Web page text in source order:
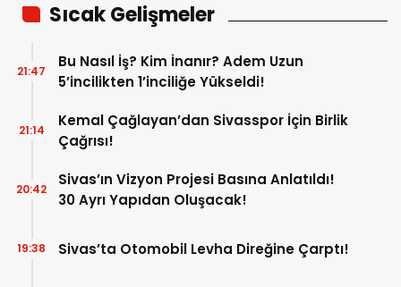
Sıcak Gelişmeler
Bu Nasıl İş? Kim İnanır? Adem Uzun
5’incilikten 1’inciliğe Yükseldi!
21:47
Kemal Çağlayan’dan Sivasspor İçin Birlik
Çağrısı!
21:14
Sivas’ın Vizyon Projesi Basına Anlatıldı!
30 Ayrı Yapıdan Oluşacak!
20:42
Sivas’ta Otomobil Levha Direğine Çarptı!
19:38